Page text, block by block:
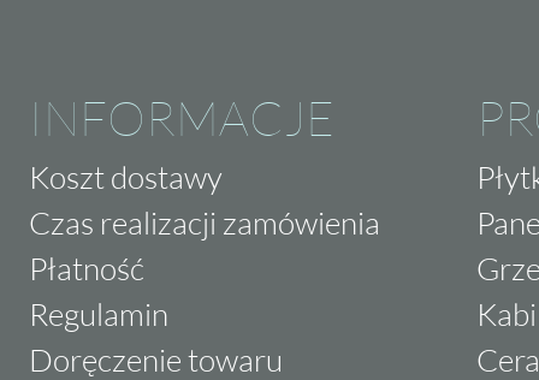
INFORMACJE
Koszt dostawy
Czas realizacji zamówienia
Płatność
Regulamin
Doręczenie towaru